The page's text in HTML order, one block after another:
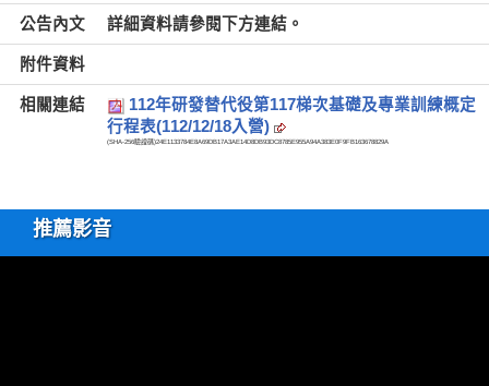
公告內文 詳細資料請參閱下方連結。
附件資料
相關連結
112年研發替代役第117梯次基礎及專業訓練概定
行程表(112/12/18入營)
(SHA-256驗證碼)24E1133784E8A69DB17A3AE14D8DB93DC8785E955A94A383E0F9FB163678829A
推薦影音